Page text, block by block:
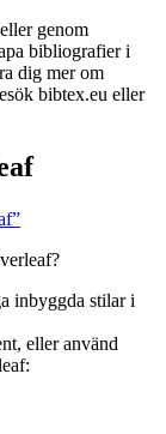
genom
bibliografier i
dig mer om
bibtex.eu eller
inbyggda stilar i
eller använd